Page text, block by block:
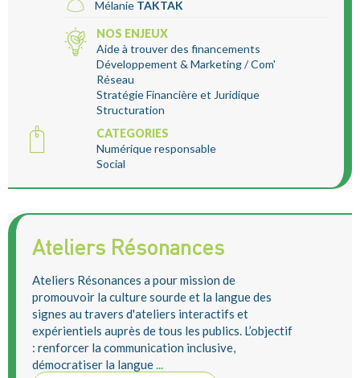
Mélanie TAKTAK
NOS ENJEUX
Aide à trouver des financements
Développement & Marketing / Com'
Réseau
Stratégie Financière et Juridique
Structuration
CATEGORIES
Numérique responsable
Social
Ateliers Résonances
Ateliers Résonances a pour mission de
promouvoir la culture sourde et la langue des
signes au travers d'ateliers interactifs et
expérientiels auprès de tous les publics. L’objectif
: renforcer la communication inclusive,
démocratiser la langue...